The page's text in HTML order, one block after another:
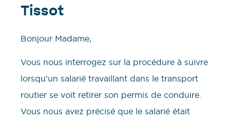
Tissot
Bonjour Madame,
Vous nous interrogez sur la procédure à suivre
lorsqu’un salarié travaillant dans le transport
routier se voit retirer son permis de conduire.
Vous nous avez précisé que le salarié était